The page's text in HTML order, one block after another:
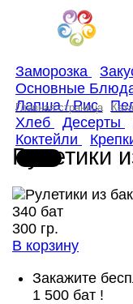
Заморозка
Основные
Лапша / Рис
Хлеб
Десерты
Коктейли
Главная страница
Рулетики
340 бат
300 гр.
В корзину
Закажите
1 500 бат !